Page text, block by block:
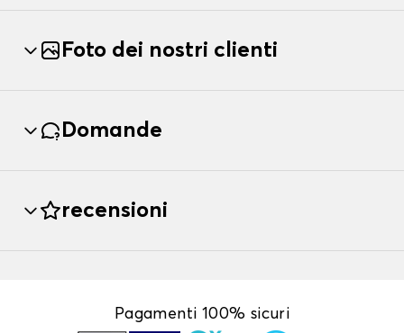
Foto dei nostri clienti
Domande
recensioni
Pagamenti 100% sicuri